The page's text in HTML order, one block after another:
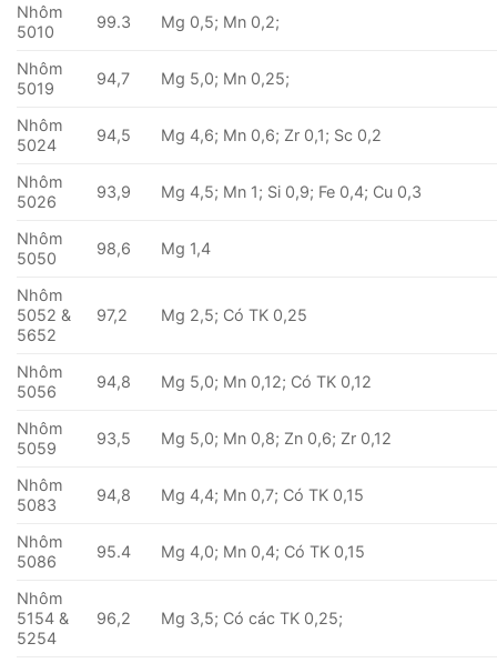
Nhôm
5010
99.3 Mg 0,5; Mn 0,2;
Nhôm
5019
94,7 Mg 5,0; Mn 0,25;
Nhôm
5024
94,5 Mg 4,6; Mn 0,6; Zr 0,1; Sc 0,2
Nhôm
5026
93,9 Mg 4,5; Mn 1; Si 0,9; Fe 0,4; Cu 0,3
Nhôm
5050
98,6 Mg 1,4
Nhôm
5052 &
5652
97,2 Mg 2,5; Có TK 0,25
Nhôm
5056
94,8 Mg 5,0; Mn 0,12; Có TK 0,12
Nhôm
5059
93,5 Mg 5,0; Mn 0,8; Zn 0,6; Zr 0,12
Nhôm
5083
94,8 Mg 4,4; Mn 0,7; Có TK 0,15
Nhôm
5086
95.4 Mg 4,0; Mn 0,4; Có TK 0,15
Nhôm
5154 &
5254
96,2 Mg 3,5; Có các TK 0,25;